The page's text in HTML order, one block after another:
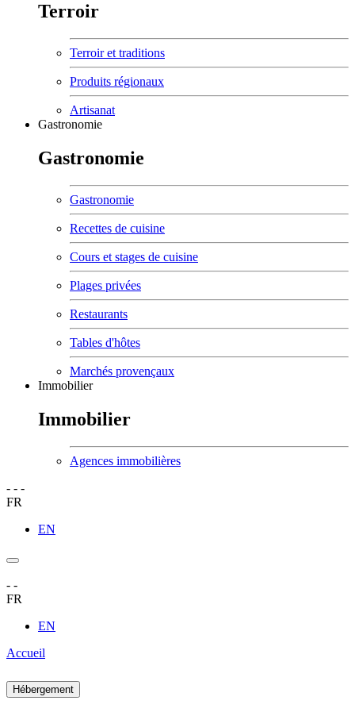
Terroir
Terroir et traditions
Produits régionaux
Artisanat
Gastronomie
Gastronomie
Gastronomie
Recettes de cuisine
Cours et stages de cuisine
Plages privées
Restaurants
Tables d'hôtes
Marchés provençaux
Immobilier
Immobilier
Agences immobilières
- - -
FR
EN
- -
FR
EN
Accueil
Hébergement